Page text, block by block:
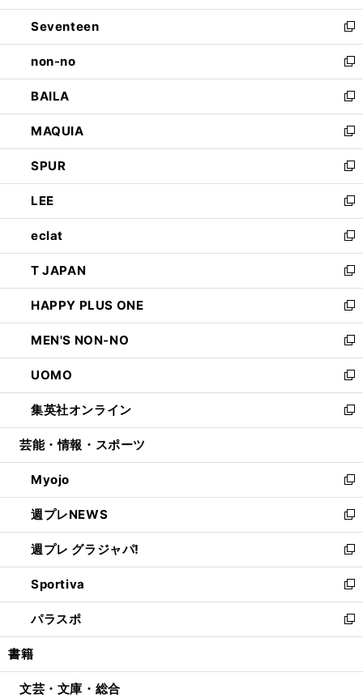
開
く
ウ
で
開
く
ン
ド
ウ
で
開
く
Seventeen
新
し
い
ウ
ィ
ン
ド
ウ
で
開
く
non-no
新
し
い
ウ
ィ
ン
ド
ウ
で
開
く
BAILA
新
し
い
ウ
ィ
ン
ド
ウ
で
開
く
MAQUIA
新
し
い
ウ
ィ
ン
ド
ウ
で
開
く
SPUR
新
し
い
ウ
ィ
ン
ド
ウ
で
開
く
LEE
新
し
い
ウ
ィ
ン
ド
ウ
で
開
く
eclat
新
し
い
ウ
ィ
ン
ド
ウ
で
開
く
T JAPAN
新
し
い
ウ
ィ
ン
ド
ウ
で
開
HAPPY PLUS ONE
新
し
い
ウ
ィ
ン
ド
ウ
開
く
MEN'S NON-NO
新
し
い
ウ
ィ
ン
ウ
で
開
く
UOMO
新
し
い
ウ
ン
ド
ウ
で
開
く
集英社オンライン
新
し
ウ
ィ
ン
ド
ウ
で
開
く
芸能・情報・スポーツ
Myojo
新
し
い
ウ
ィ
ン
ド
ウ
で
開
週プレNEWS
新
し
い
ウ
ィ
ン
ド
ウ
開
週プレ グラジャパ!
新
し
い
ウ
ィ
ン
ウ
Sportiva
新
し
い
ウ
ン
パラスポ
新
し
ウ
書籍
文芸・文庫・総合